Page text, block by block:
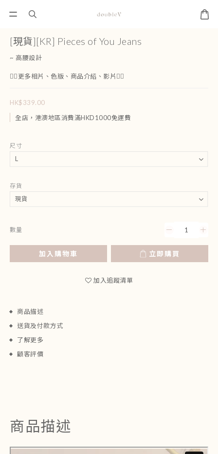
[現貨][KR] Pieces of You Jeans
~ 高腰設計
👇🏻更多相片、色版、商品介紹、影片👇🏻
HK$339.00
全店，港澳地區消費滿HKD1000免運費
尺寸
存貨
數量
加入購物車 立即購買
加入追蹤清單
商品描述
送貨及付款方式
了解更多
顧客評價
商品描述